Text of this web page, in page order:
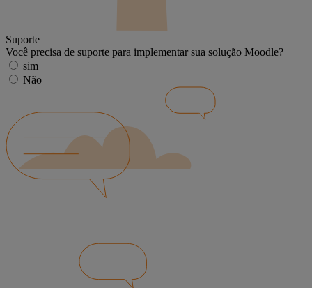
Suporte
Você precisa de suporte para implementar sua solução Moodle?
sim
Não